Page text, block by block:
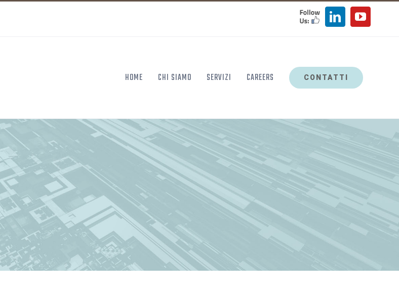
FOLLOW
US
LinkedIn
HOME CHI SIAMO SERVIZI CAREERS CONTATTI